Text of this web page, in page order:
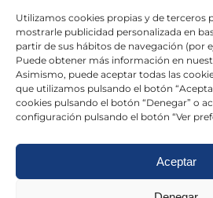
Utilizamos cookies propias y de terceros
mostrarle publicidad personalizada en
partir de sus hábitos de navegación (por
Puede obtener más información en
Asimismo, puede aceptar todas las
que utilizamos pulsando el botón
cookies pulsando el botón “Denegar” o
configuración pulsando el botón “Ver
Aceptar
He leído y acepto laPolítica de
Politica de cookies|Aviso